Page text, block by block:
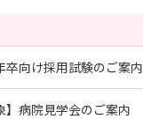
卒向け採用試験のご案内
】病院見学会のご案内